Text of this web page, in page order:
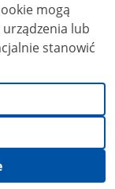
mogą
lub
stanowić